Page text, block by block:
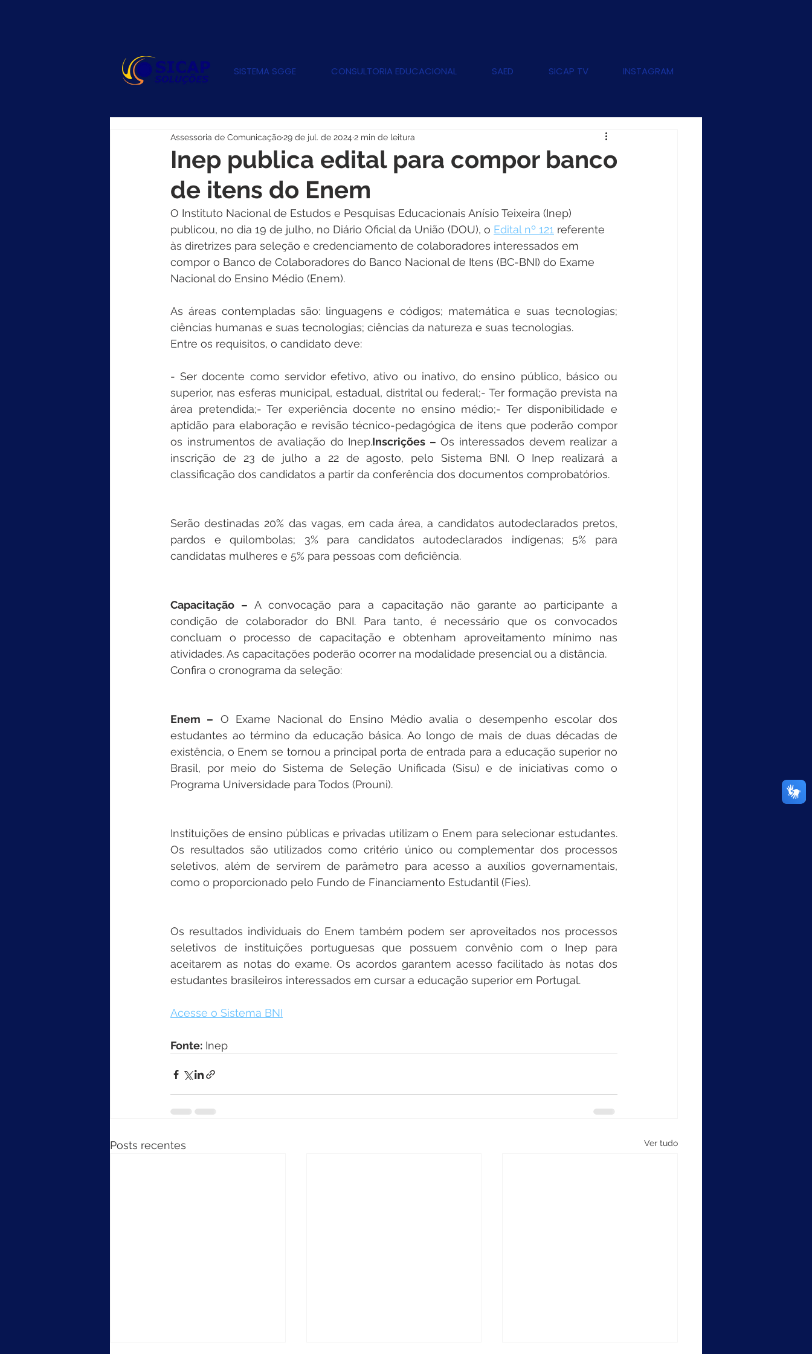
SISTEMA SGGE CONSULTORIA EDUCACIONAL SAED SICAP TV INSTAGRAM
Inep publica edital para compor banco
de itens do Enem
Assessoria de Comunicação29 de jul. de 2024 2 min de leitura
O Instituto Nacional de Estudos e Pesquisas Educacionais Anísio Teixeira (Inep)
publicou, no dia 19 de julho, no Diário Oficial da União (DOU), o Edital nº 121 referente
às diretrizes para seleção e credenciamento de colaboradores interessados em
compor o Banco de Colaboradores do Banco Nacional de Itens (BC-BNI) do Exame
Nacional do Ensino Médio (Enem).
As áreas contempladas são: linguagens e códigos; matemática e suas tecnologias;
ciências humanas e suas tecnologias; ciências da natureza e suas tecnologias.
Entre os requisitos, o candidato deve:
- Ser docente como servidor efetivo, ativo ou inativo, do ensino público, básico ou
superior, nas esferas municipal, estadual, distrital ou federal;- Ter formação prevista na
área pretendida;- Ter experiência docente no ensino médio;- Ter disponibilidade e
aptidão para elaboração e revisão técnico-pedagógica de itens que poderão compor
os instrumentos de avaliação do Inep.Inscrições – Os interessados devem realizar a
inscrição de 23 de julho a 22 de agosto, pelo Sistema BNI. O Inep realizará a
classificação dos candidatos a partir da conferência dos documentos comprobatórios.
Serão destinadas 20% das vagas, em cada área, a candidatos autodeclarados pretos,
pardos e quilombolas; 3% para candidatos autodeclarados indígenas; 5% para
candidatas mulheres e 5% para pessoas com deficiência.
Capacitação – A convocação para a capacitação não garante ao participante a
condição de colaborador do BNI. Para tanto, é necessário que os convocados
concluam o processo de capacitação e obtenham aproveitamento mínimo nas
atividades. As capacitações poderão ocorrer na modalidade presencial ou a distância.
Confira o cronograma da seleção:
Enem – O Exame Nacional do Ensino Médio avalia o desempenho escolar dos
estudantes ao término da educação básica. Ao longo de mais de duas décadas de
existência, o Enem se tornou a principal porta de entrada para a educação superior no
Brasil, por meio do Sistema de Seleção Unificada (Sisu) e de iniciativas como o
Programa Universidade para Todos (Prouni).
Instituições de ensino públicas e privadas utilizam o Enem para selecionar estudantes.
Os resultados são utilizados como critério único ou complementar dos processos
seletivos, além de servirem de parâmetro para acesso a auxílios governamentais,
como o proporcionado pelo Fundo de Financiamento Estudantil (Fies).
Os resultados individuais do Enem também podem ser aproveitados nos processos
seletivos de instituições portuguesas que possuem convênio com o Inep para
aceitarem as notas do exame. Os acordos garantem acesso facilitado às notas dos
estudantes brasileiros interessados em cursar a educação superior em Portugal.
Acesse o Sistema BNI
Fonte: Inep
Posts recentes Ver tudo